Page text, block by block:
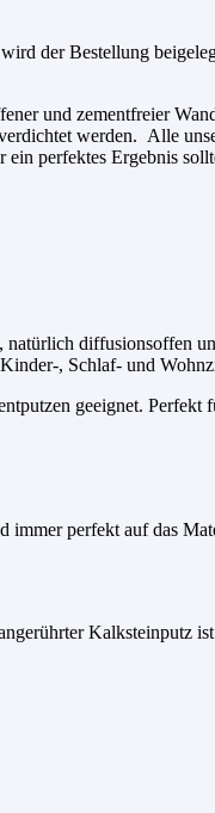
der Bestellung
und zementfreier
werden. Alle
perfektes Ergebnis
diffusionsoffen
, Schlaf- und
geeignet. Perfekt
perfekt auf das
Kalksteinputz